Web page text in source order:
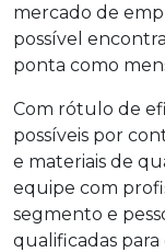
mercado de
possível
ponta como
Com rótulo de
possíveis por
e materiais de
equipe com
segmento e
qualificadas